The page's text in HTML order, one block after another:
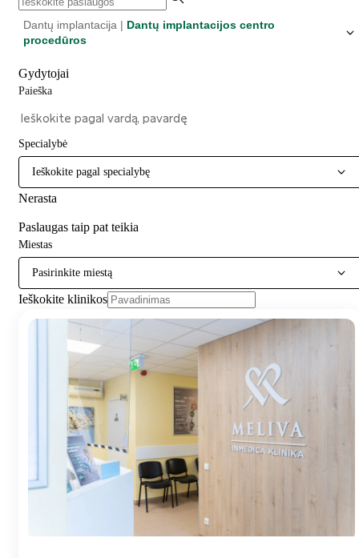
Dantų implantacija | Dantų implantacijos centro
procedūros
Gydytojai
Paieška
Specialybė
Ieškokite pagal specialybę
Nerasta
Paslaugas taip pat teikia
Miestas
Pasirinkite miestą
Ieškokite klinikos